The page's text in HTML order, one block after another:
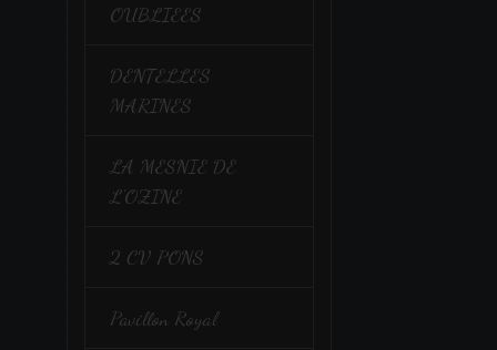
OUBLIEES
DENTELLES
MARINES
LA MESNIE DE
L'OZINE
2 CV PONS
Pavillon Royal